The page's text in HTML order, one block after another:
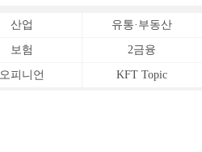
산업 유통·부동산
보험 2금융
오피니언 KFT Topic